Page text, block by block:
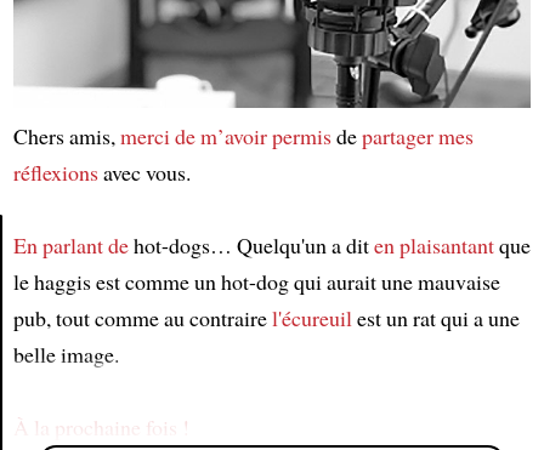
Article
Chers amis,merci de m’avoir permisdepartager mes
réflexionsavec vous.
En parlant dehot-dogs… Quelqu'un a diten plaisantantque
le haggis est comme un hot-dog qui aurait une mauvaise
pub, tout comme au contrairel'écureuilest un rat qui a une
belle image.
À la prochaine fois !